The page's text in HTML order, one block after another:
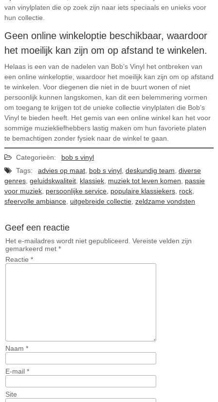
van vinylplaten die op zoek zijn naar iets speciaals en unieks voor
hun collectie.
Geen online winkeloptie beschikbaar, waardoor
het moeilijk kan zijn om op afstand te winkelen.
Helaas is een van de nadelen van Bob’s Vinyl het ontbreken van
een online winkeloptie, waardoor het moeilijk kan zijn om op afstand
te winkelen. Voor diegenen die niet in de buurt wonen of niet
persoonlijk kunnen langskomen, kan dit een belemmering vormen
om toegang te krijgen tot de unieke collectie vinylplaten die Bob’s
Vinyl te bieden heeft. Het gemis van een online winkel kan het voor
sommige muziekliefhebbers lastig maken om hun favoriete platen
te bemachtigen zonder fysiek naar de winkel te gaan.
Categorieën:
bob s vinyl
Tags:
advies op maat, bob s vinyl, deskundig team diverse
genres, geluidskwaliteit, klassiek, muziek tot leven komen
passie
voor muziek, persoonlijke service, populaire klassiekers, rock,
sfeervolle ambiance, uitgebreide collectie, zeldzame vondsten
Geef een reactie
Het e-mailadres wordt niet gepubliceerd. Vereiste velden zijn
gemarkeerd met *
Reactie *
Naam *
E-mail *
Site